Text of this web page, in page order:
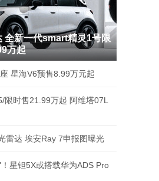
全新一代smart精灵1号限
万起
星海V6预售8.99万元起
限时售21.99万起 阿维塔07L
雷达 埃安Ray 7申报图曝光
星钽5X或搭载华为ADS Pro